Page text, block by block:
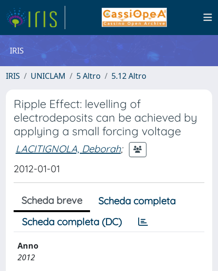
IRIS
IRIS UNICLAM 5 Altro 5.12 Altro
Ripple Effect: levelling of
electrodeposits can be achieved by
applying a small forcing voltage
LACITIGNOLA, Deborah;
2012-01-01
Scheda breve
Scheda completa
Scheda completa (DC)
Anno
2012